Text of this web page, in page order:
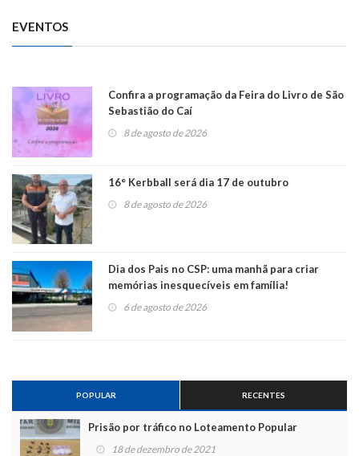
EVENTOS
Confira a programação da Feira do Livro de São
Sebastião do Caí
8 de agosto de 2026
16° Kerbball será dia 17 de outubro
8 de agosto de 2026
Dia dos Pais no CSP: uma manhã para criar
memórias inesquecíveis em família!
6 de agosto de 2026
POPULAR RECENTES
Prisão por tráfico no Loteamento Popular
18 de dezembro de 2021